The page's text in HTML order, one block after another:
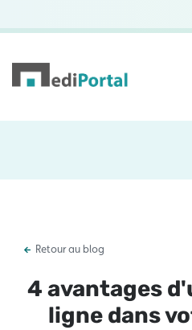
Retour au blog
4 avantages
ligne dans